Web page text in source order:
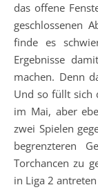
das offene
geschlossenen
finde es
Ergebnisse
machen. Denn
Und so füllt sich
im Mai, aber
zwei Spielen
begrenzteren
Torchancen zu
in Liga 2